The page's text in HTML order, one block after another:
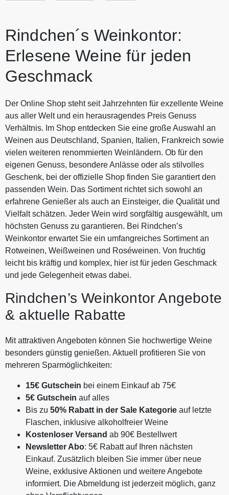
Gutscheine.codes.
Rindchen´s Weinkontor:
Erlesene Weine für jeden
Geschmack
Der Online Shop steht seit Jahrzehnten für exzellente Weine
aus aller Welt und ein herausragendes Preis Genuss
Verhältnis. Im Shop entdecken Sie eine große Auswahl an
Weinen aus Deutschland, Spanien, Italien, Frankreich sowie
vielen weiteren renommierten Weinländern. Ob für den
eigenen Genuss, besondere Anlässe oder als stilvolles
Geschenk, bei der offizielle Shop finden Sie garantiert den
passenden Wein. Das Sortiment richtet sich sowohl an
erfahrene Genießer als auch an Einsteiger, die Qualität und
Vielfalt schätzen. Jeder Wein wird sorgfältig ausgewählt, um
höchsten Genuss zu garantieren. Bei Rindchen’s
Weinkontor erwartet Sie ein umfangreiches Sortiment an
Rotweinen, Weißweinen und Roséweinen. Von fruchtig
leicht bis kräftig und komplex, hier ist für jeden Geschmack
und jede Gelegenheit etwas dabei.
Rindchen’s Weinkontor Angebote
& aktuelle Rabatte
Mit attraktiven Angeboten können Sie hochwertige Weine
besonders günstig genießen. Aktuell profitieren Sie von
mehreren Sparmöglichkeiten:
15€ Gutschein bei einem Einkauf ab 75€
5€ Gutschein auf alles
Bis zu 50% Rabatt in der Sale Kategorie auf letzte
Flaschen, inklusive alkoholfreier Weine
Kostenloser Versand ab 90€ Bestellwert
Newsletter Abo: 5€ Rabatt auf Ihren nächsten
Einkauf. Zusätzlich bleiben Sie immer über neue
Weine, exklusive Aktionen und weitere Angebote
informiert. Die Abmeldung ist jederzeit möglich, ganz